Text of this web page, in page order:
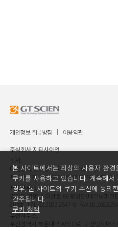
개인정보 취급방침 이용약관
주식회사 지티사이언
본사.
대전광역시 유성구 국제과학7로 30 ㈜
지티사이언 TEL.042.936.4520
서울사무소.
경기도 광명시 하안로 60 광명SK테크노파크E
903호 TEL.02.2083.2547~8
부산사무소.
부산광역시 해운대구 APEC로 17 센텀리더스
본 사이트에서는 최상의 사용자 환경
쿠키를 사용하고 있습니다. 계속해서
경우, 본 사이트의 쿠키 수신에 동의
간주됩니다.
쿠키 정책